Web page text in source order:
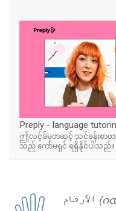
(ဂ
Preply - language
ဤလင့်ခ်မှတဆင့် သင်ခန်းစာတစ်
သည် ကော်မရှင် ရရှိနိုင်ပါသည်။